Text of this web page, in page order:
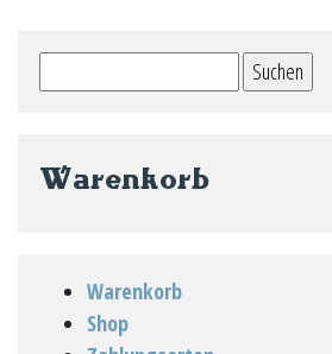
nach:
Warenkorb
Warenkorb
Shop